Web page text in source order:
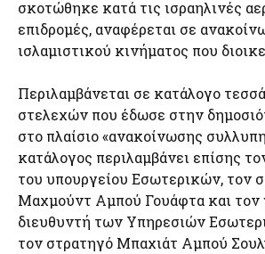
σκοτώθηκε κατά τις ισραηλινές
επιδρομές, αναφέρεται σε
ισλαμιστικού κινήματος που
Περιλαμβάνεται σε κατάλογο
στελεχών που έδωσε στην
στο πλαίσιο «ανακοίνωσης
κατάλογος περιλαμβάνει επίσης
του υπουργείου Εσωτερικών, τον
Μαχμούντ Αμπού Γουάφτα και τον
διευθυντή των Υπηρεσιών
τον στρατηγό Μπαχιάτ Αμπού